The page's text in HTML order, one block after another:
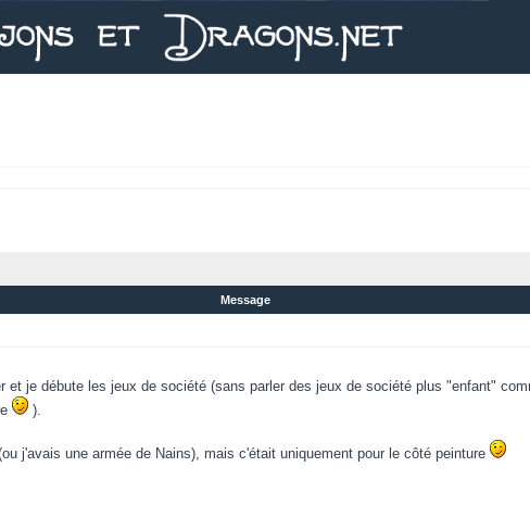
Message
et je débute les jeux de société (sans parler des jeux de société plus "enfant"
).
j'avais une armée de Nains), mais c'était uniquement pour le côté peinture